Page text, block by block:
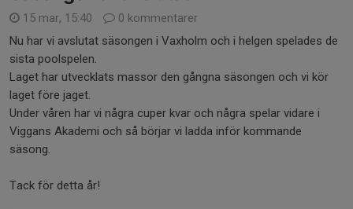
15 mar, 15:40
0 kommentarer
Nu har vi avslutat säsongen i Vaxholm och i helgen spelades de
sista poolspelen.
Laget har utvecklats massor den gångna säsongen och vi kör
laget före jaget.
Under våren har vi några cuper kvar och några spelar vidare i
Viggans Akademi och så börjar vi ladda inför kommande
säsong.
Tack för detta år!